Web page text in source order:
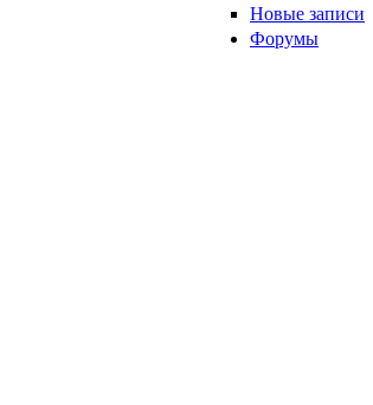
Новые записи
Форумы